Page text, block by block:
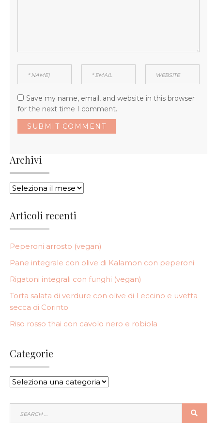
Save my name, email, and website in this browser
for the next time I comment.
Archivi
ARCHIVI
Articoli recenti
Peperoni arrosto (vegan)
Pane integrale con olive di Kalamon con peperoni
Rigatoni integrali con funghi (vegan)
Torta salata di verdure con olive di Leccino e uvetta
secca di Corinto
Riso rosso thai con cavolo nero e robiola
Categorie
CATEGORIE